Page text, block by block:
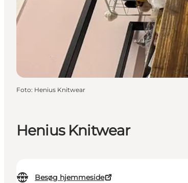
Henius Knitwear
Besøg hjemmeside
Foto: Henius Knitwear